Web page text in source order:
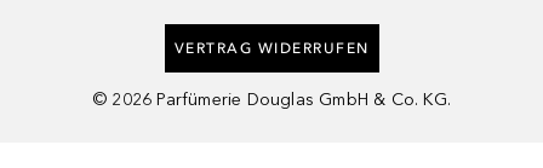
VERTRAG WIDERRUFEN
© 2026 Parfümerie Douglas GmbH & Co. KG.